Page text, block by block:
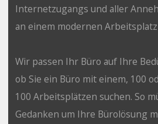
Internetzugangs und aller
an einem modernen
Wir passen Ihr Büro auf Ihre
ob Sie ein Büro mit einem, 100
100 Arbeitsplätzen suchen. So
Gedanken um Ihre Bürolösung